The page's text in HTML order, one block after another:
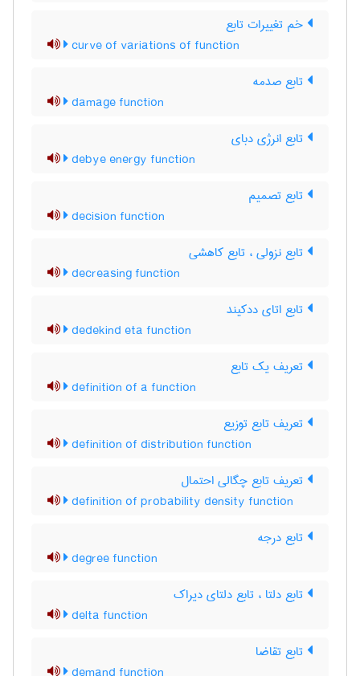
خم تغییرات تابع
curve of variations of function
تابع صدمه
damage function
تابع انرژی دبای
debye energy function
تابع تصمیم
decision function
تابع نزولی ، تابع کاهشی
decreasing function
تابع اتای ددکیند
dedekind eta function
تعریف یک تابع
definition of a function
تعریف تابع توزیع
definition of distribution function
تعریف تابع چگالی احتمال
definition of probability density function
تابع درجه
degree function
تابع دلتا ، تابع دلتای دیراک
delta function
تابع تقاضا